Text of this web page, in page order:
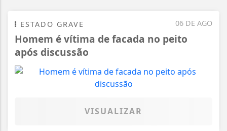
06 DE AGO
ESTADO GRAVE
Homem é vítima de facada no peito
após discussão
VISUALIZAR